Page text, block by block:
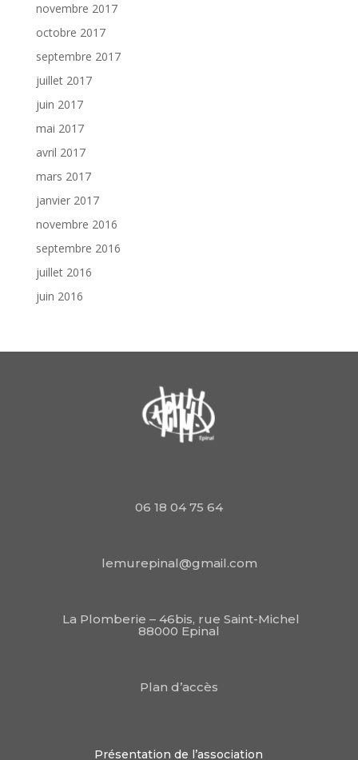
novembre 2017
octobre 2017
septembre 2017
juillet 2017
juin 2017
mai 2017
avril 2017
mars 2017
janvier 2017
novembre 2016
septembre 2016
juillet 2016
juin 2016
06 18 04 75 64
lemurepinal@gmail.com
La Plomberie – 46bis, rue Saint-Michel
88000 Epinal
Plan d’accès
Présentation de l’association